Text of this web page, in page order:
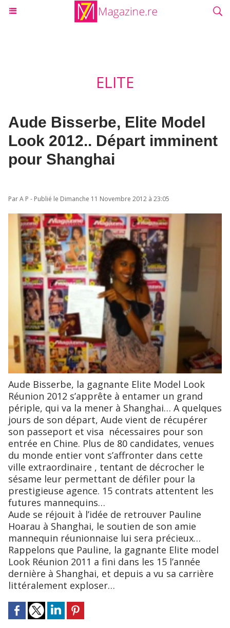
ELITE
Aude Bisserbe, Elite Model
Look 2012.. Départ imminent
pour Shanghai
Par A P - Publié le Dimanche 11 Novembre 2012 à 23:05
Aude Bisserbe, la gagnante Elite Model Look
Réunion 2012 s’apprête à entamer un grand
périple, qui va la mener à Shanghai… A quelques
jours de son départ, Aude vient de récupérer
son passeport et visa nécessaires pour son
entrée en Chine. Plus de 80 candidates, venues
du monde entier vont s’affronter dans cette
ville extraordinaire , tentant de décrocher le
sésame leur permettant de défiler pour la
prestigieuse agence. 15 contrats attentent les
futures mannequins…
Aude se réjouit à l’idée de retrouver Pauline
Hoarau à Shanghai, le soutien de son amie
mannequin réunionnaise lui sera précieux…
Rappelons que Pauline, la gagnante Elite model
Look Réunion 2011 a fini dans les 15 l’année
dernière à Shanghai, et depuis a vu sa carrière
littéralement exploser…